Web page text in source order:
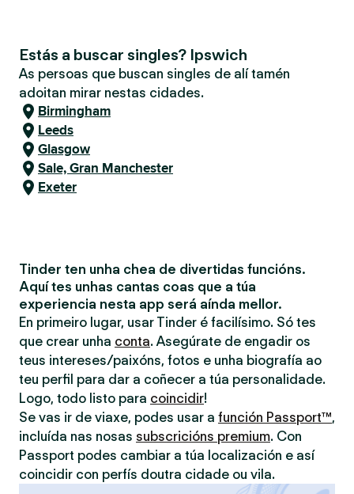
Estás a buscar singles? Ipswich
As persoas que buscan singles de alí tamén
adoitan mirar nestas cidades.
Birmingham
Leeds
Glasgow
Sale, Gran Manchester
Exeter
Tinder ten unha chea de divertidas funcións.
Aquí tes unhas cantas coas que a túa
experiencia nesta app será aínda mellor.
En primeiro lugar, usar Tinder é facilísimo. Só tes
que crear unha conta. Asegúrate de engadir os
teus intereses/paixóns, fotos e unha biografía ao
teu perfil para dar a coñecer a túa personalidade.
Logo, todo listo para coincidir!
Se vas ir de viaxe, podes usar a función Passport™,
incluída nas nosas subscricións premium. Con
Passport podes cambiar a túa localización e así
coincidir con perfís doutra cidade ou vila.